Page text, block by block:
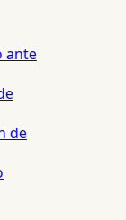
ante
de